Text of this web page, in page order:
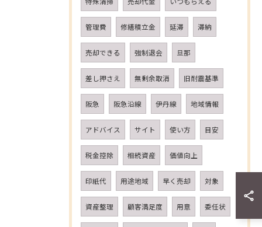
管理費 修繕積立金 延滞 滞納
売却できる 強制退会 旦那
差し押さえ 無剰余取消 旧耐震基準
阪急 阪急沿線 伊丹線 地域情報
アドバイス サイト 使い方 目安
税金控除 相続資産 価値向上
印紙代 用途地域 早く売却 対象
資産整理 顧客満足度 用意 委任状